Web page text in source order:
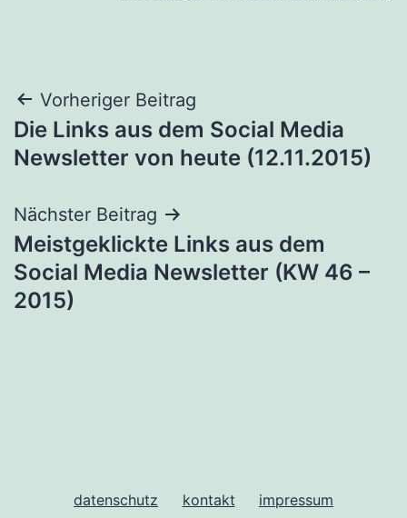
Beitragsnavigation
Vorheriger Beitrag
Die Links aus dem Social Media
Newsletter von heute (12.11.2015)
Nächster Beitrag
Meistgeklickte Links aus dem
Social Media Newsletter (KW 46 –
2015)
datenschutz kontakt impressum